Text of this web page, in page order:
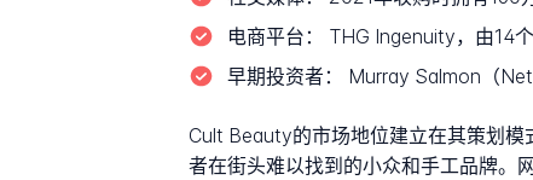
电商平台：
THG Ingenuity，由14
早期投资者：
Murray Salmon（
Cult Beauty的市场地位建立在其策划
者在街头难以找到的小众和手工品牌。